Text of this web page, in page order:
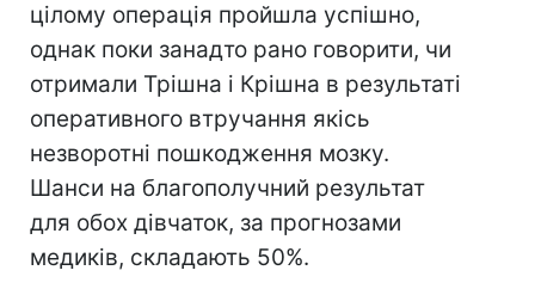
цілому операція пройшла успішно,
однак поки занадто рано говорити, чи
отримали Трішна і Крішна в результаті
оперативного втручання якісь
незворотні пошкодження мозку.
Шанси на благополучний результат
для обох дівчаток, за прогнозами
медиків, складають 50%.